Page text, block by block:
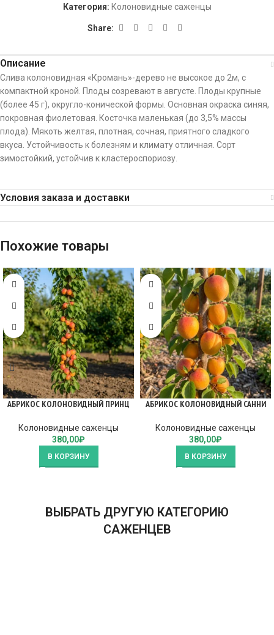
Категория: Колоновидные саженцы
Share:
Описание
Слива колоновидная «Кромань»-дерево не высокое до 2м, с
компактной кроной. Плоды созревают в августе. Плоды крупные
(более 45 г), округло-конической формы. Основная окраска синяя,
покровная фиолетовая. Косточка маленькая (до 3,5% массы
плода). Мякоть желтая, плотная, сочная, приятного сладкого
вкуса. Устойчивость к болезням и климату отличная. Сорт
зимостойкий, устойчив к кластероспориозу.
Условия заказа и доставки
Похожие товары
АБРИКОС КОЛОНОВИДНЫЙ ПРИНЦ
Колоновидные саженцы
380,00₽
В КОРЗИНУ
АБРИКОС КОЛОНОВИДНЫЙ САННИ
Колоновидные саженцы
380,00₽
В КОРЗИНУ
ВЫБРАТЬ ДРУГУЮ КАТЕГОРИЮ
САЖЕНЦЕВ